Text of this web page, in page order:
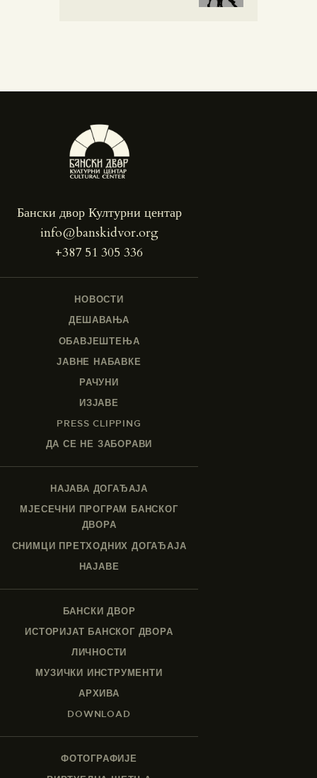
Бански двор Културни центар
info@banskidvor.org
+387 51 305 336
НОВОСТИ
ДЕШАВАЊА
ОБАВЈЕШТЕЊА
ЈАВНЕ НАБАВКЕ
РАЧУНИ
ИЗЈАВЕ
PRESS CLIPPING
ДА СЕ НЕ ЗАБОРАВИ
НАЈАВА ДОГАЂАЈА
МЈЕСЕЧНИ ПРОГРАМ БАНСКОГ
ДВОРА
СНИМЦИ ПРЕТХОДНИХ ДОГАЂАЈА
НАЈАВЕ
БАНСКИ ДВОР
ИСТОРИЈАТ БАНСКОГ ДВОРА
ЛИЧНОСТИ
МУЗИЧКИ ИНСТРУМЕНТИ
АРХИВА
DOWNLOAD
ФОТОГРАФИЈЕ